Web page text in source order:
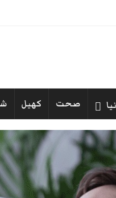
صحت کھیل